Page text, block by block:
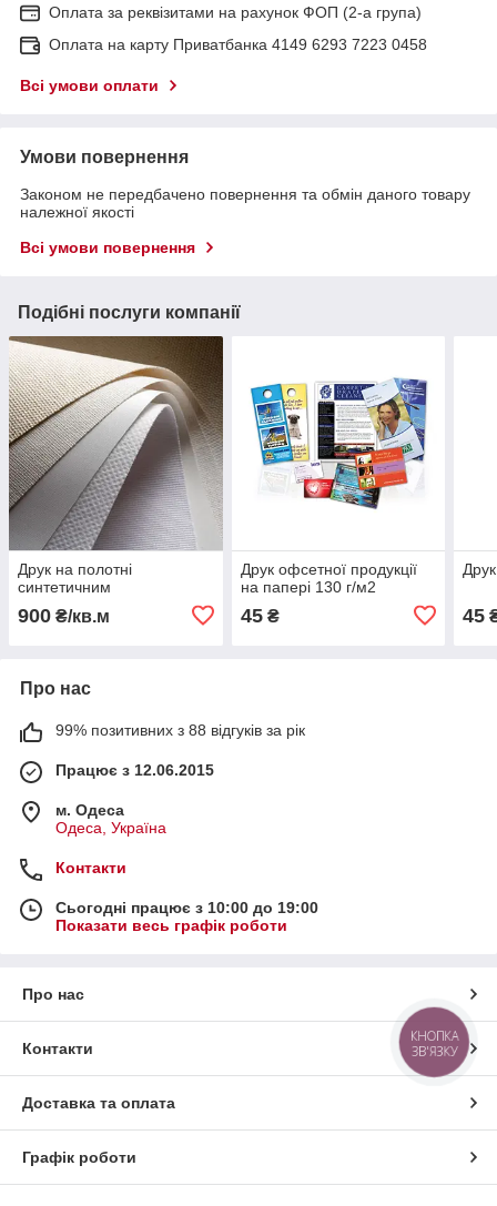
Оплата за реквізитами на рахунок ФОП (2-а група)
Оплата на карту Приватбанка 4149 6293 7223 0458
Всі умови оплати
Умови повернення
Законом не передбачено повернення та обмін даного товару
належної якості
Всі умови повернення
Подібні послуги компанії
Друк на полотні
синтетичним
900 ₴/кв.м
Друк офсетної продукції
на папері 130 г/м2
45₴ 45
Про нас
99% позитивних з 88 відгуків за рік
Працює з 12.06.2015
м. Одеса
Одеса, Україна
Контакти
Сьогодні працює з 10:00 до 19:00
Показати весь графік роботи
Про нас
Контакти
Доставка та оплата
Графік роботи
КНОПКА
ЗВ'ЯЗКУ